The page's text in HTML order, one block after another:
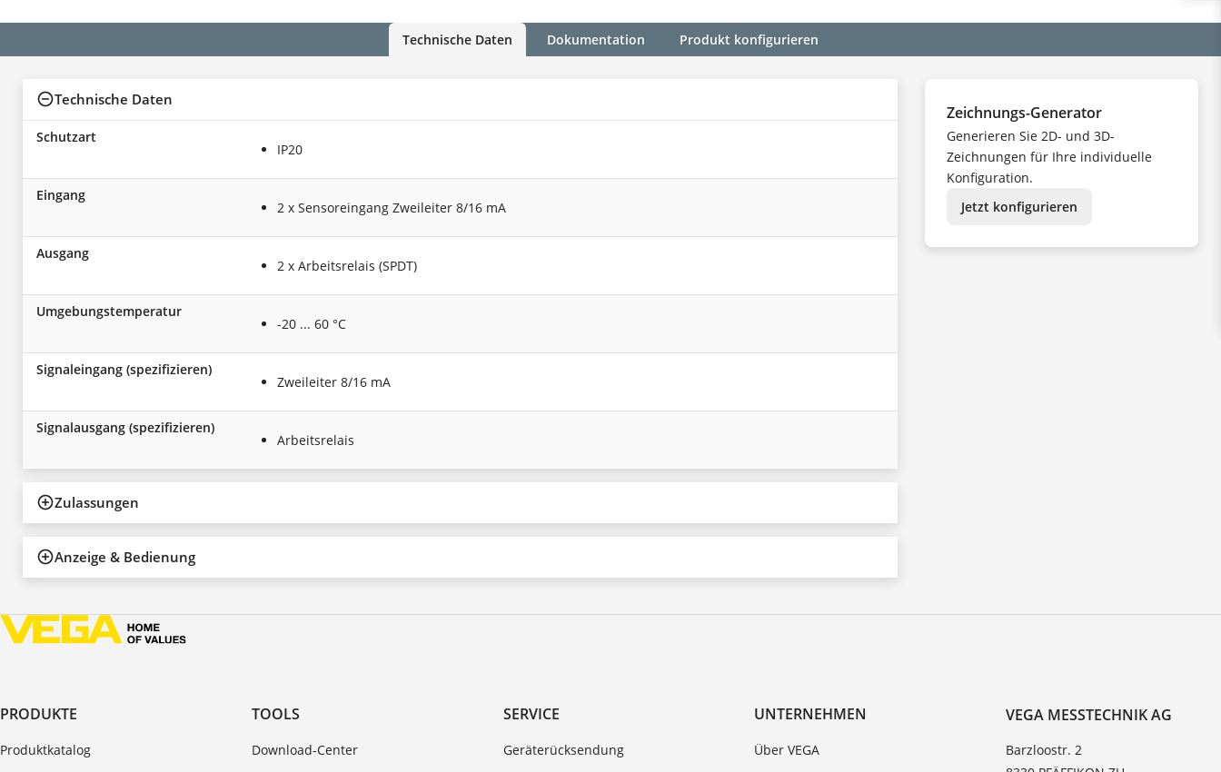
Technische Daten Dokumentation Produkt konfigurieren
Technische Daten
Schutzart
IP20
Eingang
2 x Sensoreingang Zweileiter 8/16 mA
Ausgang
2 x Arbeitsrelais (SPDT)
Umgebungstemperatur
-20 ... 60 °C
Signaleingang (spezifizieren)
Zweileiter 8/16 mA
Signalausgang (spezifizieren)
Arbeitsrelais
Zulassungen
Anzeige & Bedienung
Zeichnungs-Generator
Generieren Sie 2D- und 3D-
Zeichnungen für Ihre individuelle
Konfiguration.
Jetzt konfigurieren
PRODUKTE
Produktkatalog
TOOLS
Download-Center
SERVICE
Geräterücksendung
UNTERNEHMEN
Über VEGA
VEGA MESSTECHNIK AG
Barzloostr. 2